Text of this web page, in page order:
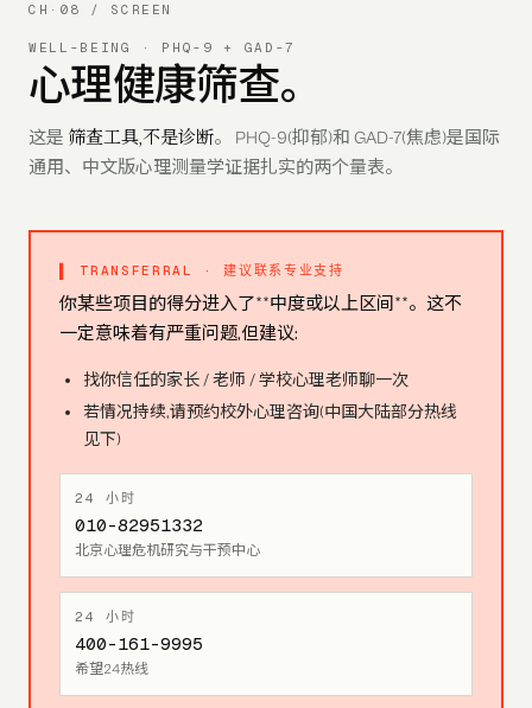
CH·08 / SCREEN
WELL-BEING · PHQ-9 + GAD-7
心理健康筛查。
这是 筛查工具,不是诊断。 PHQ-9(抑郁)和 GAD-7(焦虑)是国际
通用、中文版心理测量学证据扎实的两个量表。
▌ TRANSFERRAL · 建议联系专业支持
你某些项目的得分进入了**中度或以上区间**。这不
一定意味着有严重问题,但建议:
找你信任的家长 / 老师 / 学校心理老师聊一次
若情况持续,请预约校外心理咨询(中国大陆部分热线
见下)
24 小时
010-82951332
北京心理危机研究与干预中心
24 小时
400-161-9995
希望24热线